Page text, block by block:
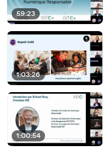
59:23
1:03:26
1:00:54